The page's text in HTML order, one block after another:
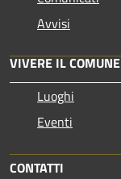
Avvisi
VIVERE IL COMUNE
Luoghi
Eventi
CONTATTI